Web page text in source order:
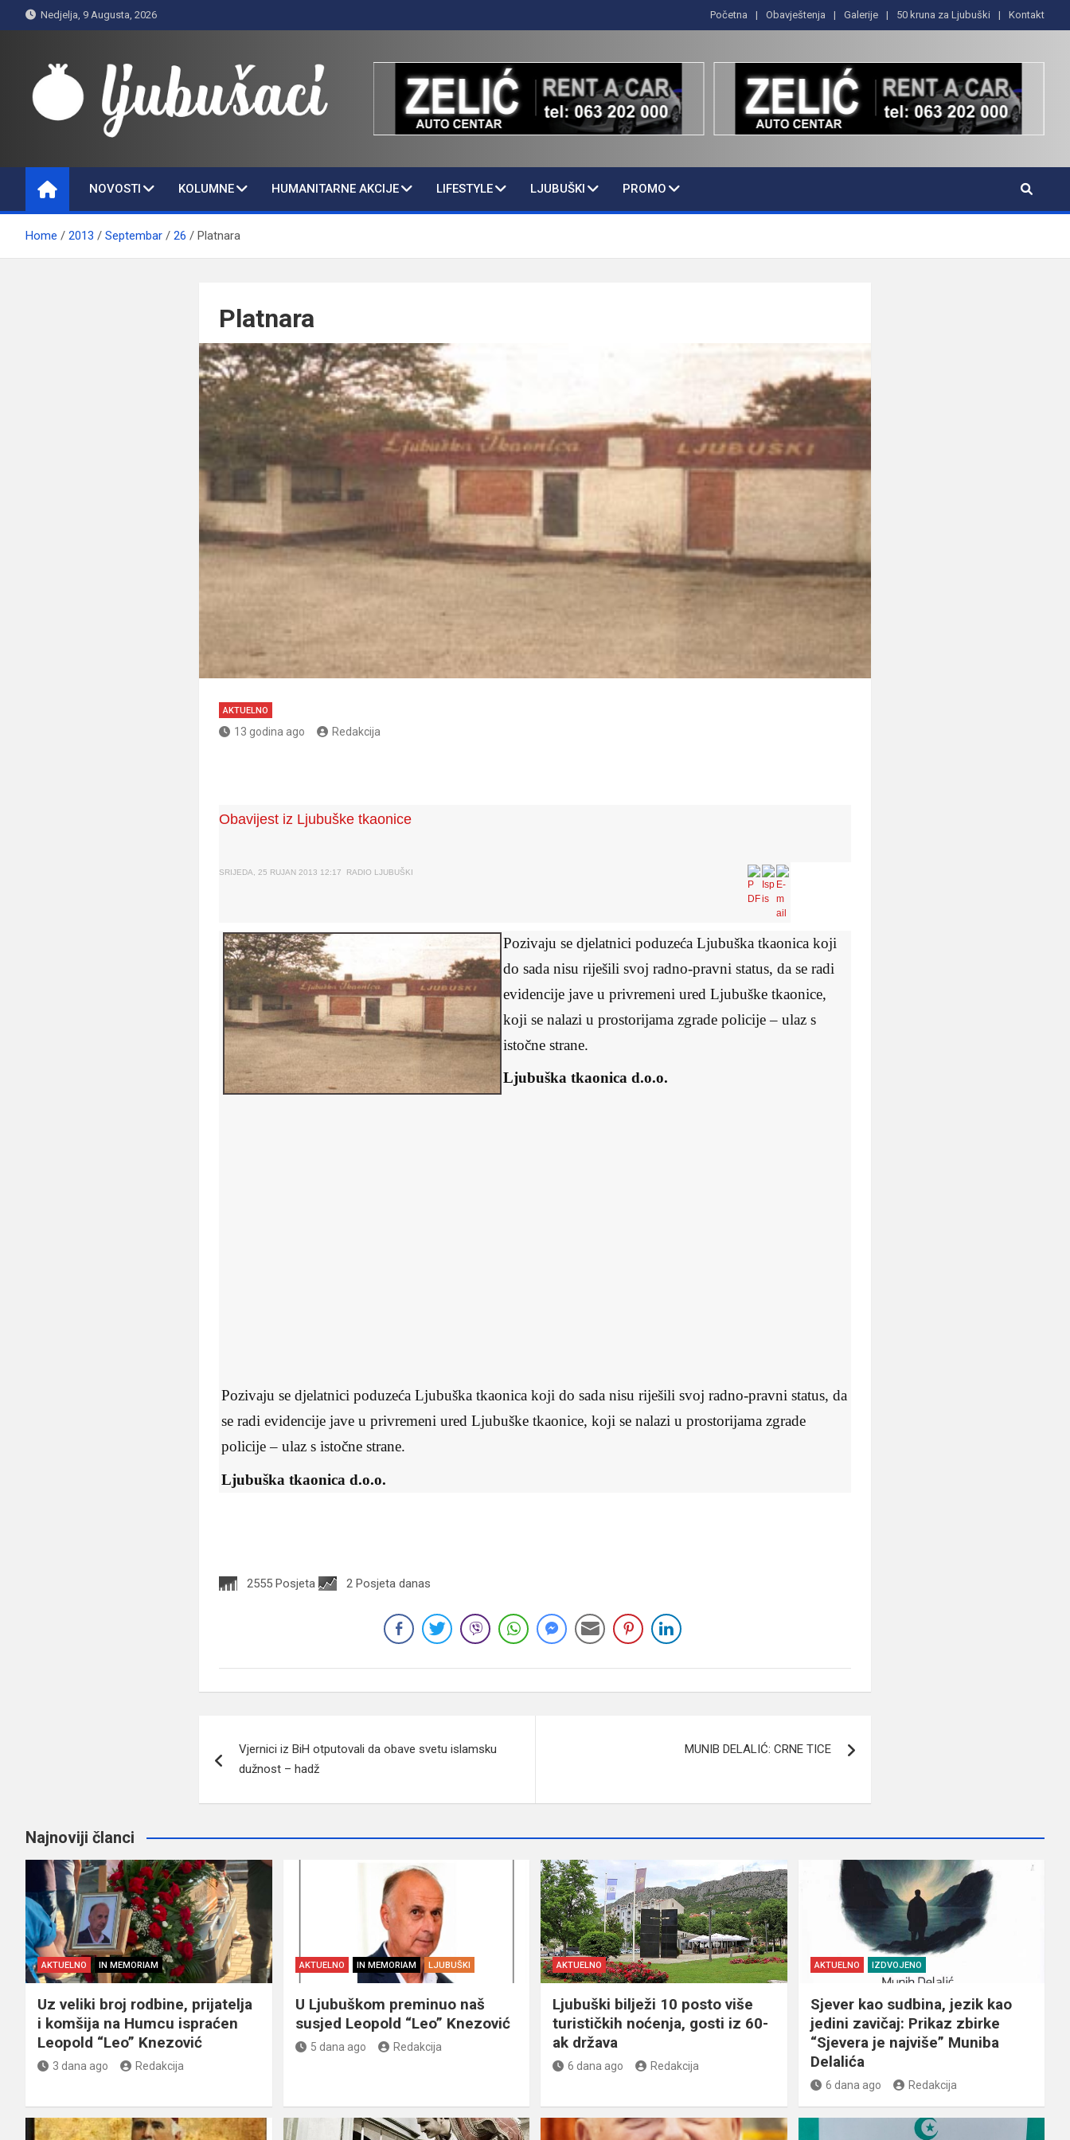
to
Nedjelja, 9 Augusta, 2026 Početna Obavještenja Galerije 50 kruna za Ljubuški Kontakt
Ljubušaci
NOVOSTI KOLUMNE HUMANITARNE AKCIJE LIFESTYLE LJUBUŠKI PROMO
Home 2013 Septembar 26 Platnara
Platnara
AKTUELNO
13 godina ago Redakcija
Obavijest iz Ljubuške tkaonice
SRIJEDA, 25 RUJAN 2013 12:17 RADIO LJUBUŠKI
Pozivaju se djelatnici poduzeća Ljubuška tkaonica koji
do sada nisu riješili svoj radno-pravni status, da se radi
evidencije jave u privremeni ured Ljubuške tkaonice,
koji se nalazi u prostorijama zgrade policije – ulaz s
istočne strane.
Ljubuška tkaonica d.o.o.
Pozivaju se djelatnici poduzeća Ljubuška tkaonica koji do sada nisu riješili svoj radno-pravni status, da
se radi evidencije jave u privremeni ured Ljubuške tkaonice, koji se nalazi u prostorijama zgrade
policije – ulaz s istočne strane.
Ljubuška tkaonica d.o.o.
2555 Posjeta 2 Posjeta danas
članaka
Vjernici iz BiH otputovali da obave svetu islamsku
dužnost – hadž
MUNIB DELALIĆ: CRNE TICE
Najnoviji članci
AKTUELNO IN MEMORIAM
Uz veliki broj rodbine, prijatelja
i komšija na Humcu ispraćen
Leopold “Leo” Knezović
3 dana ago Redakcija
AKTUELNO IN MEMORIAM LJUBUŠKI
U Ljubuškom preminuo naš
susjed Leopold “Leo” Knezović
5 dana ago Redakcija
AKTUELNO
Ljubuški bilježi 10 posto više
turističkih noćenja, gosti iz 60-
ak država
6 dana ago Redakcija
AKTUELNO IZDVOJENO
Sjever kao sudbina, jezik kao
jedini zavičaj: Prikaz zbirke
“Sjevera je najviše” Muniba
Delalića
6 dana ago Redakcija